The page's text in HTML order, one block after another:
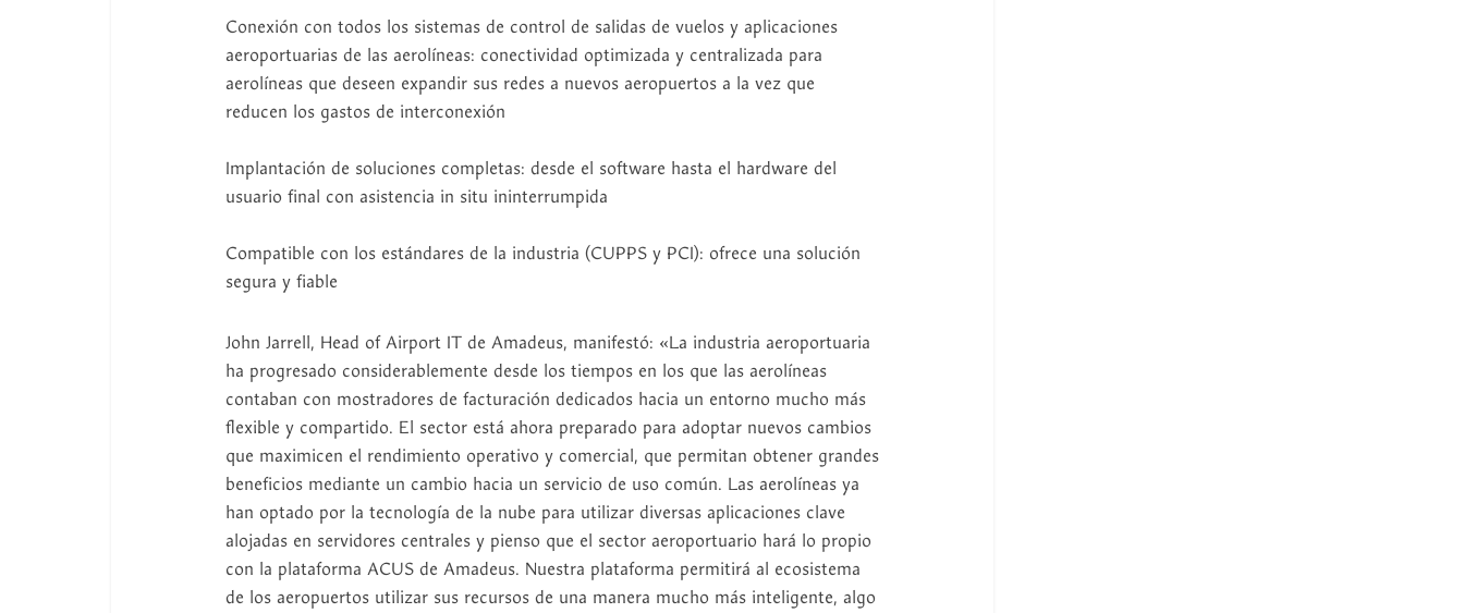
Conexión con todos los sistemas de control de salidas de vuelos y aplicaciones
aeroportuarias de las aerolíneas: conectividad optimizada y centralizada para
aerolíneas que deseen expandir sus redes a nuevos aeropuertos a la vez que
reducen los gastos de interconexión
Implantación de soluciones completas: desde el software hasta el hardware del
usuario final con asistencia in situ ininterrumpida
Compatible con los estándares de la industria (CUPPS y PCI): ofrece una solución
segura y fiable
John Jarrell, Head of Airport IT de Amadeus, manifestó: «La industria aeroportuaria
ha progresado considerablemente desde los tiempos en los que las aerolíneas
contaban con mostradores de facturación dedicados hacia un entorno mucho más
flexible y compartido. El sector está ahora preparado para adoptar nuevos cambios
que maximicen el rendimiento operativo y comercial, que permitan obtener grandes
beneficios mediante un cambio hacia un servicio de uso común. Las aerolíneas ya
han optado por la tecnología de la nube para utilizar diversas aplicaciones clave
alojadas en servidores centrales y pienso que el sector aeroportuario hará lo propio
con la plataforma ACUS de Amadeus. Nuestra plataforma permitirá al ecosistema
de los aeropuertos utilizar sus recursos de una manera mucho más inteligente, algo